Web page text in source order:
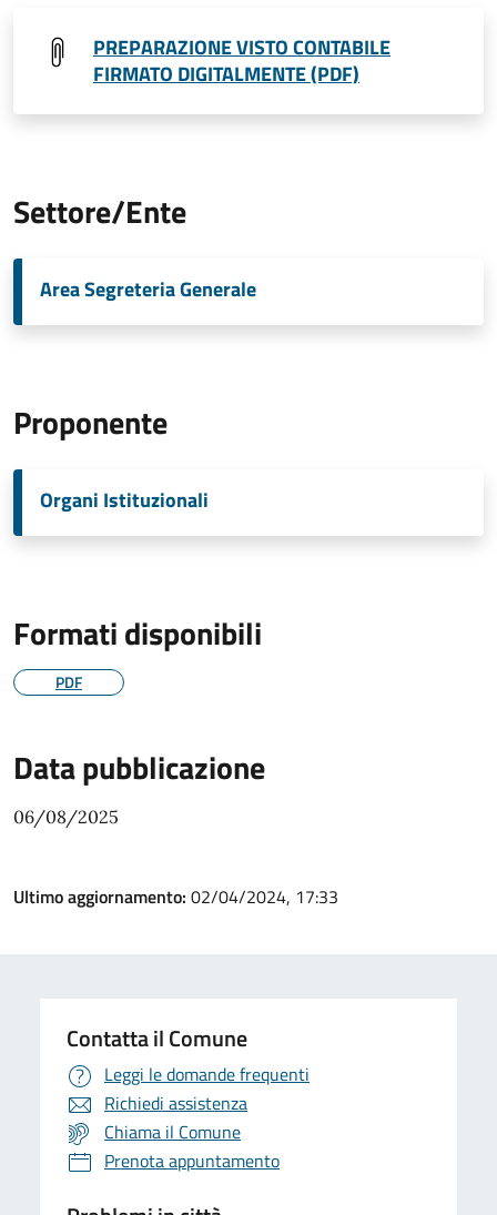
PREPARAZIONE VISTO CONTABILE
FIRMATO DIGITALMENTE (PDF)
Settore/Ente
Area Segreteria Generale
Proponente
Organi Istituzionali
Formati disponibili
PDF
Data pubblicazione
06/08/2025
Ultimo aggiornamento: 02/04/2024, 17:33
Contatta il Comune
Leggi le domande frequenti
Richiedi assistenza
Chiama il Comune
Prenota appuntamento